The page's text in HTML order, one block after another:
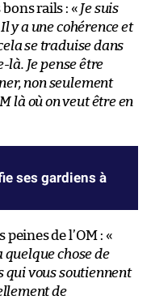
rails : « Je suis
y a une cohérence et
se traduise dans
là. Je pense être
non seulement
là où on veut être en
ses gardiens à
de l’OM : «
quelque chose de
qui vous soutiennent
de